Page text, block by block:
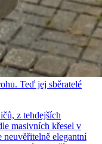
Teď jej sběratelé
z tehdejších
masivních křesel v
neuvěřitelně elegantní